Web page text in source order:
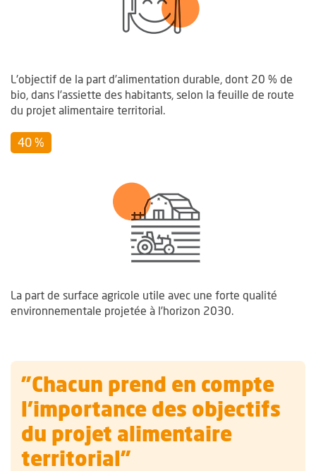
L'objectif de la part d’alimentation durable, dont 20 % de
bio, dans l’assiette des habitants, selon la feuille de route
du projet alimentaire territorial.
40 %
La part de surface agricole utile avec une forte qualité
environnementale projetée à l’horizon 2030.
"Chacun prend en compte
l’importance des objectifs
du projet alimentaire
territorial"